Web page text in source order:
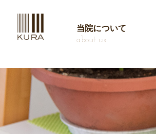
当院について
about us